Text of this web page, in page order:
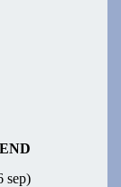
sep)